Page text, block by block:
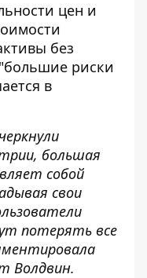
цен и
без
риски
в
большая
собой
свои
потерять все
Волдвин.